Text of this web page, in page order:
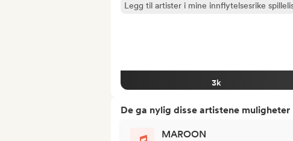
Legg til artister i mine innflytelsesrike
3k
De ga nylig disse artistene muligheter
MAROON